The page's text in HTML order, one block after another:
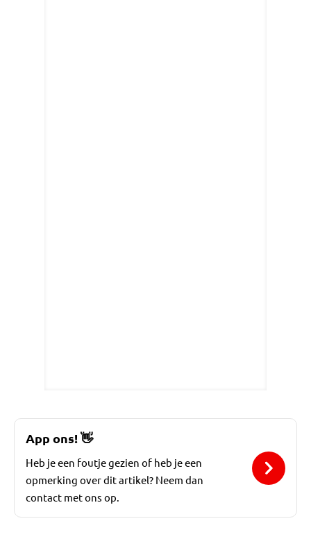
App ons!👋
Heb je een foutje gezien of heb je een
opmerking over dit artikel? Neem dan
contact met ons op.